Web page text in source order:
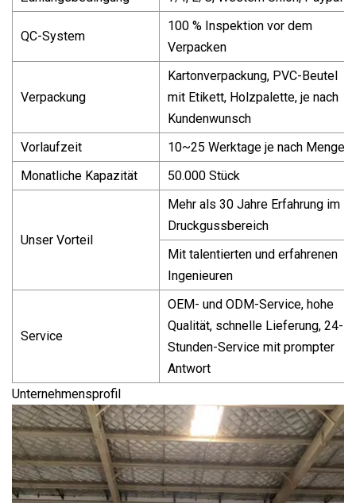
QC-System
100 % Inspektion vor dem
Verpacken
Verpackung
Kartonverpackung, PVC-Beutel
mit Etikett, Holzpalette, je nach
Kundenwunsch
Vorlaufzeit
10~25 Werktage je nach Menge
Monatliche Kapazität
50.000 Stück
Unser Vorteil
Mehr als 30 Jahre Erfahrung im
Druckgussbereich
Mit talentierten und erfahrenen
Ingenieuren
Service
OEM- und ODM-Service, hohe
Qualität, schnelle Lieferung, 24-
Stunden-Service mit prompter
Antwort
Unternehmensprofil